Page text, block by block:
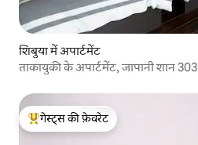
शिबुया में अपार्टमेंट
ताकायुकी के अपार्टमेंट, जापानी शान 303
गेस्ट्स का टॉप फ़ेवरेट
गेस्ट्स की फ़ेवरेट